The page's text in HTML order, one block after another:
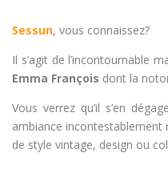
Sessun, vous connaissez?
Il s’agit de l’incontournable
Emma François dont la
Vous verrez qu’il s’en
ambiance incontestablement
de style vintage, design ou